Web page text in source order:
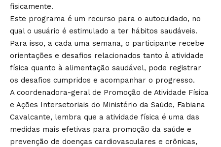
fisicamente.
Este programa é um recurso para o autocuidado, no
qual o usuário é estimulado a ter hábitos saudáveis.
Para isso, a cada uma semana, o participante recebe
orientações e desafios relacionados tanto à atividade
física quanto à alimentação saudável, pode registrar
os desafios cumpridos e acompanhar o progresso.
A coordenadora-geral de Promoção de Atividade Física
e Ações Intersetoriais do Ministério da Saúde, Fabiana
Cavalcante, lembra que a atividade física é uma das
medidas mais efetivas para promoção da saúde e
prevenção de doenças cardiovasculares e crônicas,